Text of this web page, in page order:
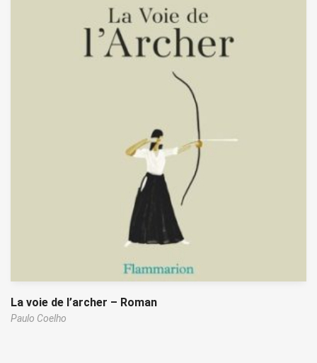
La voie de l’archer – Roman
Paulo Coelho